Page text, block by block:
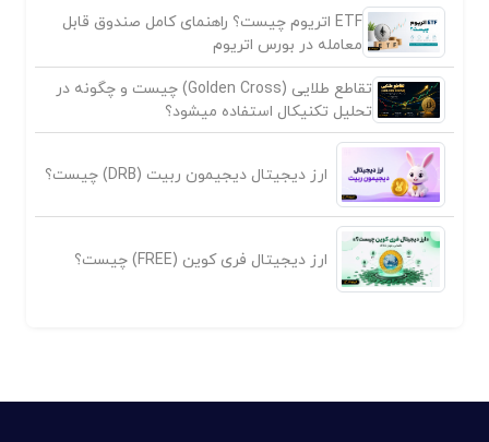
ETF اتریوم چیست؟ راهنمای کامل صندوق قابل
معامله در بورس اتریوم
تقاطع طلایی (Golden Cross) چیست و چگونه در
تحلیل تکنیکال استفاده میشود؟
ارز دیجیتال دیجیمون ربیت (DRB) چیست؟
ارز دیجیتال فری کوین (FREE) چیست؟